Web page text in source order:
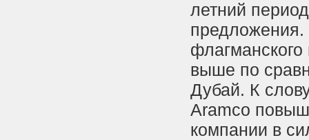
летний
предложения.
выше по
Дубай. К
Aramco
компании в